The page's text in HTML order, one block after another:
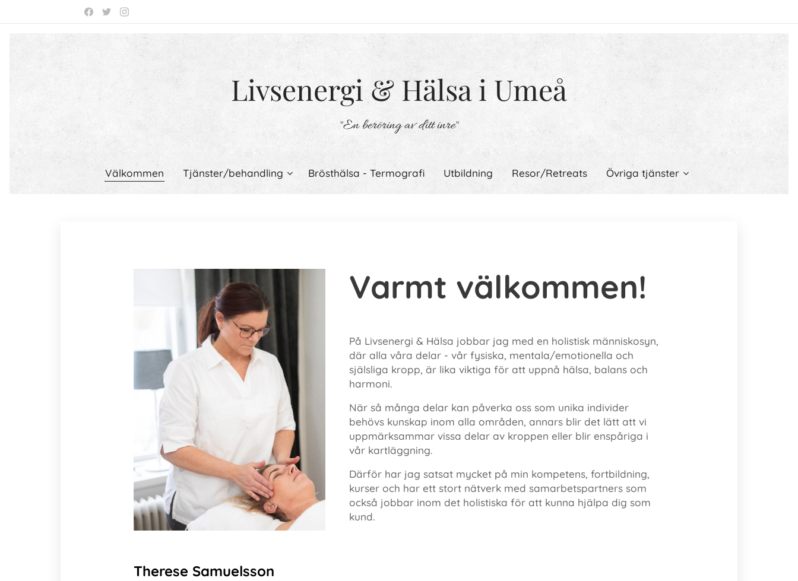
Livsenergi & Hälsa i Umeå
"En beröring av ditt inre"
Välkommen Tjänster/behandling Brösthälsa - Termografi Utbildning Resor/Retreats Övriga tjänster
Varmt välkommen!
På Livsenergi & Hälsa jobbar jag med en holistisk människosyn,
där alla våra delar - vår fysiska, mentala/emotionella och
själsliga kropp, är lika viktiga för att uppnå hälsa, balans och
harmoni.
När så många delar kan påverka oss som unika individer
behövs kunskap inom alla områden, annars blir det lätt att vi
uppmärksammar vissa delar av kroppen eller blir enspåriga i
vår kartläggning.
Därför har jag satsat mycket på min kompetens, fortbildning,
kurser och har ett stort nätverk med samarbetspartners som
också jobbar inom det holistiska för att kunna hjälpa dig som
kund.
Therese Samuelsson